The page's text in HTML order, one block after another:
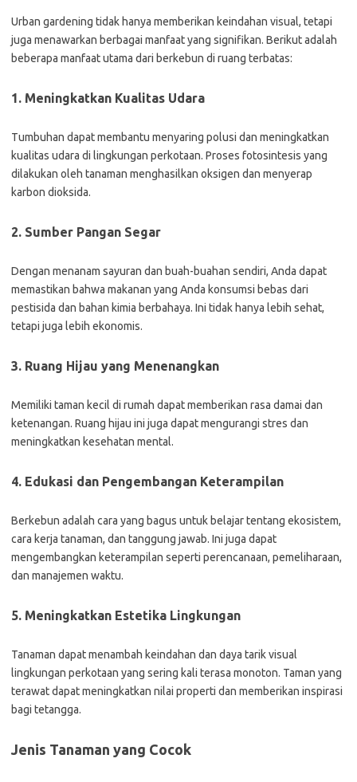
Urban gardening tidak hanya memberikan keindahan visual, tetapi
juga menawarkan berbagai manfaat yang signifikan. Berikut adalah
beberapa manfaat utama dari berkebun di ruang terbatas:
1. Meningkatkan Kualitas Udara
Tumbuhan dapat membantu menyaring polusi dan meningkatkan
kualitas udara di lingkungan perkotaan. Proses fotosintesis yang
dilakukan oleh tanaman menghasilkan oksigen dan menyerap
karbon dioksida.
2. Sumber Pangan Segar
Dengan menanam sayuran dan buah-buahan sendiri, Anda dapat
memastikan bahwa makanan yang Anda konsumsi bebas dari
pestisida dan bahan kimia berbahaya. Ini tidak hanya lebih sehat,
tetapi juga lebih ekonomis.
3. Ruang Hijau yang Menenangkan
Memiliki taman kecil di rumah dapat memberikan rasa damai dan
ketenangan. Ruang hijau ini juga dapat mengurangi stres dan
meningkatkan kesehatan mental.
4. Edukasi dan Pengembangan Keterampilan
Berkebun adalah cara yang bagus untuk belajar tentang ekosistem,
cara kerja tanaman, dan tanggung jawab. Ini juga dapat
mengembangkan keterampilan seperti perencanaan, pemeliharaan,
dan manajemen waktu.
5. Meningkatkan Estetika Lingkungan
Tanaman dapat menambah keindahan dan daya tarik visual
lingkungan perkotaan yang sering kali terasa monoton. Taman yang
terawat dapat meningkatkan nilai properti dan memberikan inspirasi
bagi tetangga.
Jenis Tanaman yang Cocok